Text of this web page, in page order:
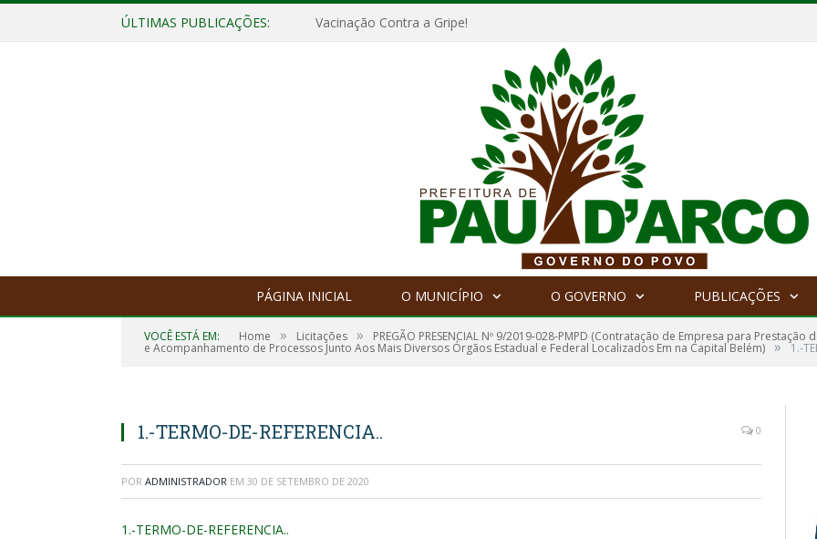
ÚLTIMAS PUBLICAÇÕES: Vacinação Contra a Gripe!
PÁGINA INICIAL O MUNICÍPIO O GOVERNO PUBLICAÇÕES
VOCÊ ESTÁ EM: Home » Licitações » PREGÃO PRESENCIAL Nº 9/2019-028-PMPD (Contratação de Empresa para
e Acompanhamento de Processos Junto Aos Mais Diversos Órgãos Estadual e Federal Localizados Em na Capital Belém) » 1.-
1.-TERMO-DE-REFERENCIA.. 0
POR ADMINISTRADOR EM 30 DE SETEMBRO DE 2020
1.-TERMO-DE-REFERENCIA..